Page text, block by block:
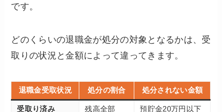
です。
どのくらいの退職金が処分の対象となるかは、受
取りの状況と金額によって違ってきます。
退職金受取状況 処分の割合 処分されない金額
受取り済み 残高全部 預貯金20万円以下